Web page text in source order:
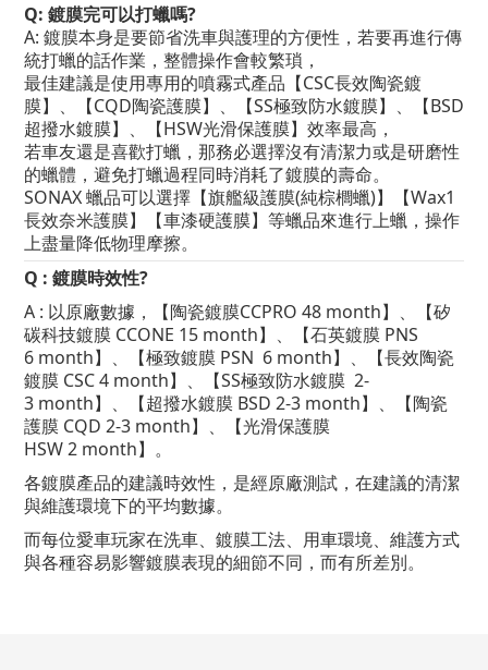
Q: 鍍膜完可以打蠟嗎?
A: 鍍膜本身是要節省洗車與護理的方便性，若要再進行傳
統打蠟的話作業，整體操作會較繁瑣，
最佳建議是使用專用的噴霧式產品【CSC長效陶瓷鍍
膜】、【CQD陶瓷護膜】、【SS極致防水鍍膜】、【BSD
超撥水鍍膜】、【HSW光滑保護膜】效率最高，
若車友還是喜歡打蠟，那務必選擇沒有清潔力或是研磨性
的蠟體，避免打蠟過程同時消耗了鍍膜的壽命。
SONAX 蠟品可以選擇【旗艦級護膜(純棕櫚蠟)】【Wax1
長效奈米護膜】【車漆硬護膜】等蠟品來進行上蠟，操作
上盡量降低物理摩擦。
Q : 鍍膜時效性?
A : 以原廠數據，【陶瓷鍍膜CCPRO 48 month】、
【矽
碳科技鍍膜 CCONE 15 month】、
【石英鍍膜 PNS
6 month】、 【極致鍍膜 PSN 6 month】 、【長效陶瓷
鍍膜 CSC4 month】、【SS極致防水鍍膜 2-
3 month】、【超撥水鍍膜 BSD 2-3 month】、【陶瓷
護膜 CQD 2-3 month】、【光滑保護膜
HSW2 month】。
各鍍膜產品的建議時效性，是經原廠測試，在建議的清潔
與維護環境下的平均數據。
而每位愛車玩家在洗車、鍍膜工法、用車環境、維護方式
與各種容易影響鍍膜表現的細節不同，而有所差別。